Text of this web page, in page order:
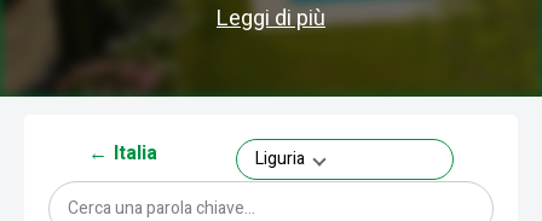
Leggi di più
← Italia Liguria